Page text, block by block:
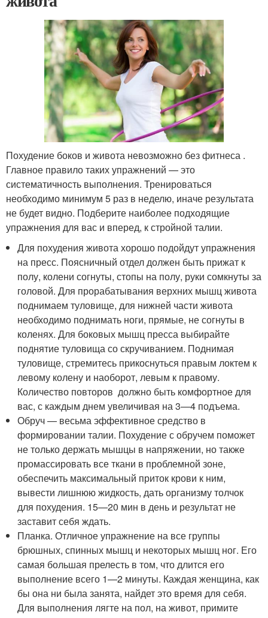
Похудение боков и живота невозможно без фитнеса .
Главное правило таких упражнений — это
систематичность выполнения. Тренироваться
необходимо минимум 5 раз в неделю, иначе результата
не будет видно. Подберите наиболее подходящие
упражнения для вас и вперед, к стройной талии.
Для похудения живота хорошо подойдут упражнения
на пресс. Поясничный отдел должен быть прижат к
полу, колени согнуты, стопы на полу, руки сомкнуты за
головой. Для прорабатывания верхних мышц живота
поднимаем туловище, для нижней части живота
необходимо поднимать ноги, прямые, не согнуты в
коленях. Для боковых мышц пресса выбирайте
поднятие туловища со скручиванием. Поднимая
туловище, стремитесь прикоснуться правым локтем к
левому колену и наоборот, левым к правому.
Количество повторов должно быть комфортное для
вас, с каждым днем увеличивая на 3—4 подъема.
Обруч — весьма эффективное средство в
формировании талии. Похудение с обручем поможет
не только держать мышцы в напряжении, но также
промассировать все ткани в проблемной зоне,
обеспечить максимальный приток крови к ним,
вывести лишнюю жидкость, дать организму толчок
для похудения. 15—20 мин в день и результат не
заставит себя ждать.
Планка. Отличное упражнение на все группы
брюшных, спинных мышц и некоторых мышц ног. Его
самая большая прелесть в том, что длится его
выполнение всего 1—2 минуты. Каждая женщина, как
бы она ни была занята, найдет это время для себя.
Для выполнения лягте на пол, на живот, примите